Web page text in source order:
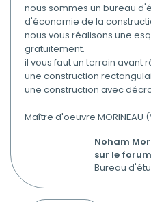
nous sommes un bureau
d'économie de la
nous vous réalisons une
gratuitement.
il vous faut un terrain avant
une construction
une construction avec
Maître d'oeuvre
Noham
sur le forum
Bureau